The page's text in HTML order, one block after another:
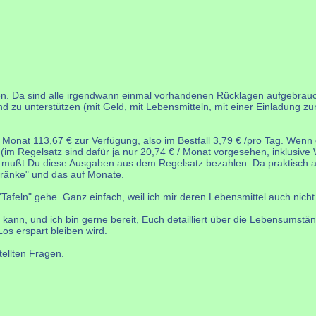
Da sind alle irgendwann einmal vorhandenen Rücklagen
zu unterstützen (mit Geld, mit Lebensmitteln, mit einer Einladung
113,67 € zur Verfügung, also im Bestfall 3,79 € /pro Tag.
Regelsatz sind dafür ja nur 20,74 € / Monat vorgesehen,
Du diese Ausgaben aus dem Regelsatz bezahlen. Da
und das auf Monate.
gehe. Ganz einfach, weil ich mir deren Lebensmittel auch
und ich bin gerne bereit, Euch detailliert über die
erspart bleiben wird.
Fragen.